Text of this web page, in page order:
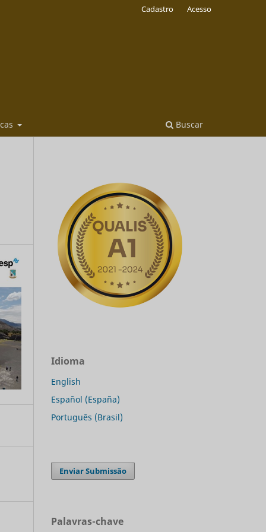
Buscar
Cadastro Acesso
Idioma
English
Español (España)
Português (Brasil)
Enviar Submissão
Palavras-chave